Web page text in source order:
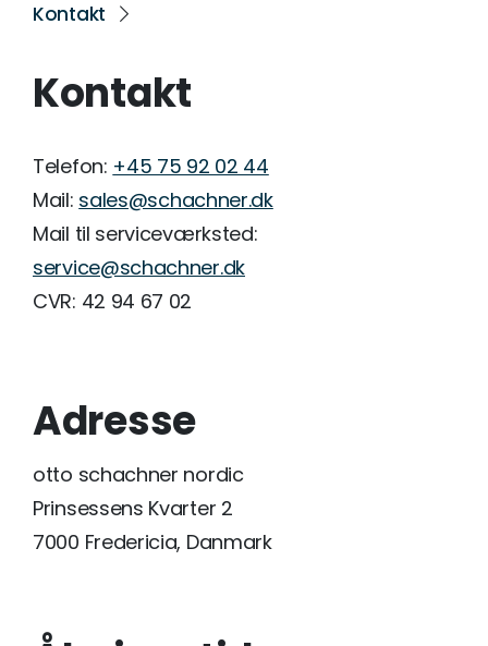
Kontakt
Kontakt
Telefon: +45 75 92 02 44
Mail: sales@schachner.dk
Mail til serviceværksted:
service@schachner.dk
CVR: 42 94 67 02
Adresse
otto schachner nordic
Prinsessens Kvarter 2
7000 Fredericia, Danmark